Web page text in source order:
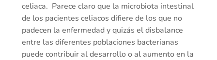
celiaca. Parece claro que la microbiota intestinal
de los pacientes celiacos difiere de los que no
padecen la enfermedad y quizás el disbalance
entre las diferentes poblaciones bacterianas
puede contribuir al desarrollo o al aumento en la